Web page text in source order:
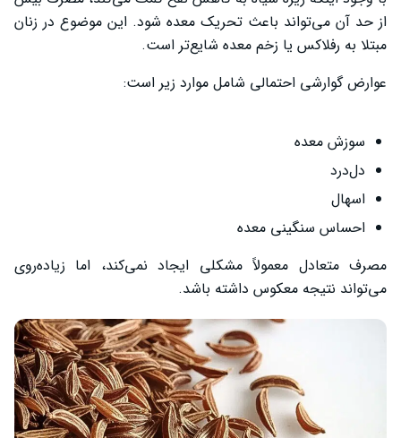
از حد آن می‌تواند باعث تحریک معده شود. این موضوع در زنان
مبتلا به رفلاکس یا زخم معده شایع‌تر است.
عوارض گوارشی احتمالی شامل موارد زیر است:
سوزش معده
دل‌درد
اسهال
احساس سنگینی معده
مصرف متعادل معمولاً مشکلی ایجاد نمی‌کند، اما زیاده‌روی
می‌تواند نتیجه معکوس داشته باشد.